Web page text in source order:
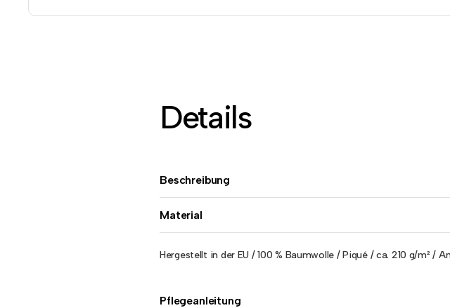
Details
Beschreibung
Material
Hergestellt in der EU / 100 % Baumwolle / Piqué / ca. 210 g/m² /
Pflegeanleitung